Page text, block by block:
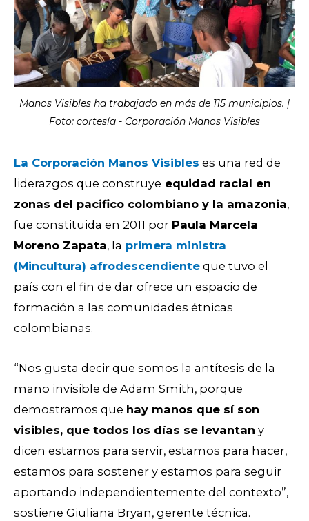
Manos Visibles ha trabajado en más de 115 municipios. |
Foto: cortesía - Corporación Manos Visibles
La Corporación Manos Visibles es una red de
liderazgos que construye equidad racial en
zonas del pacifico colombiano y la amazonia,
fue constituida en 2011 por Paula Marcela
Moreno Zapata, la primera ministra
(Mincultura) afrodescendiente que tuvo el
país con el fin de dar ofrece un espacio de
formación a las comunidades étnicas
colombianas.
“Nos gusta decir que somos la antítesis de la
mano invisible de Adam Smith, porque
demostramos que hay manos que sí son
visibles, que todos los días se levantan y
dicen estamos para servir, estamos para hacer,
estamos para sostener y estamos para seguir
aportando independientemente del contexto”,
sostiene Giuliana Bryan, gerente técnica.